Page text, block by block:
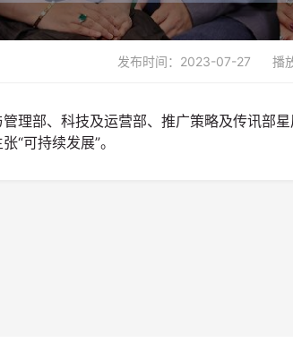
发布时间：2023-07-27 播
理部、科技及运营部、推广策略及传讯部
“可持续发展”。